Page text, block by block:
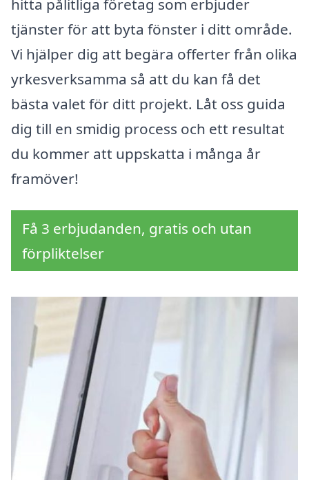
hitta pålitliga företag som erbjuder
tjänster för att byta fönster i ditt område.
Vi hjälper dig att begära offerter från olika
yrkesverksamma så att du kan få det
bästa valet för ditt projekt. Låt oss guida
dig till en smidig process och ett resultat
du kommer att uppskatta i många år
framöver!
Få 3 erbjudanden, gratis och utan
förpliktelser